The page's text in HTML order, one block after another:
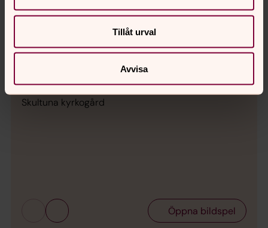
Tillåt urval
Avvisa
Bild 1 av 10
Skultuna kyrkogård
Öppna bildspel